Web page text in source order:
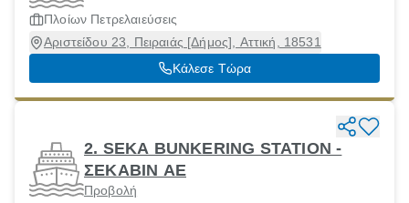
Πλοίων Πετρελαιεύσεις
Αριστείδου 23, Πειραιάς [Δήμος], Αττική, 18531
Κάλεσε Τώρα
2. SEKA BUNKERING STATION -
ΣΕΚΑΒΙΝ ΑΕ
Προβολή